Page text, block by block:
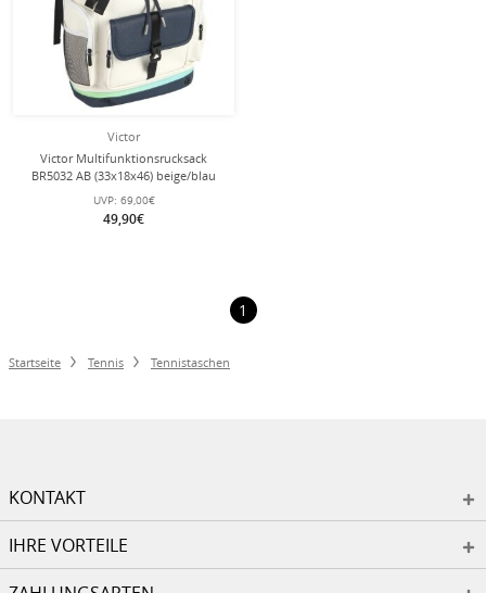
Victor
Victor Multifunktionsrucksack
BR5032 AB (33x18x46) beige/blau
UVP: 69,00€
49,90€
1
Startseite Tennis Tennistaschen
KONTAKT
IHRE VORTEILE